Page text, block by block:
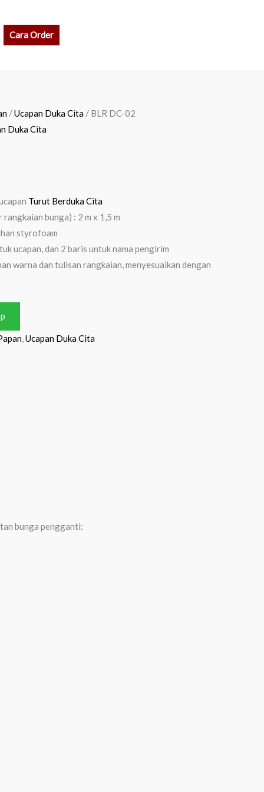
Cara Order
/Ucapan Duka Cita / BLR DC-02
Duka Cita
Turut Berduka Cita
bunga) : 2 m x 1,5 m
styrofoam
ucapan, dan 2 baris untuk nama pengirim
warna dan tulisan rangkaian, menyesuaikan dengan
,Ucapan Duka Cita
bunga pengganti: